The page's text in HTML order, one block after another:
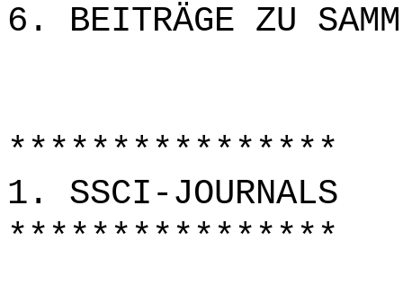
6. BEITRÄGE ZU
****************
1. SSCI-JOURNALS
****************